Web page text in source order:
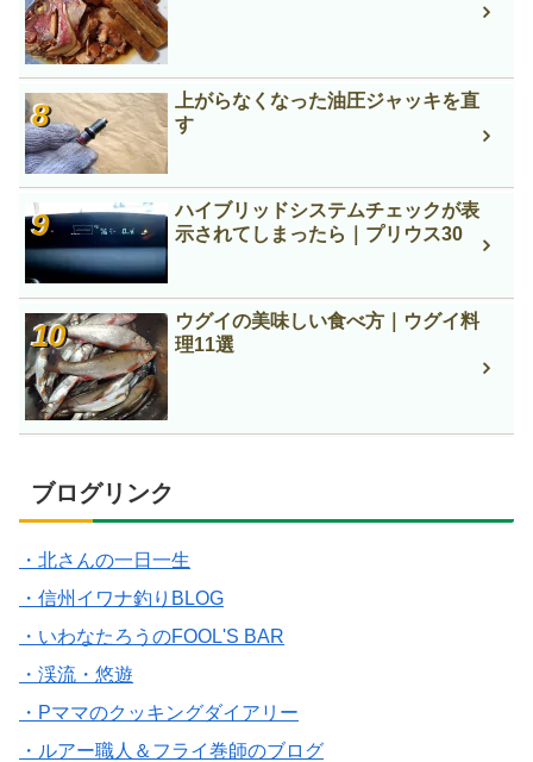
上がらなくなった油圧ジャッキを直
す
ハイブリッドシステムチェックが表
示されてしまったら｜プリウス30
ウグイの美味しい食べ方｜ウグイ料
理11選
ブログリンク
・北さんの一日一生
・信州イワナ釣りBLOG
・いわなたろうのFOOL'S BAR
・渓流・悠遊
・Pママのクッキングダイアリー
・ルアー職人＆フライ巻師のブログ